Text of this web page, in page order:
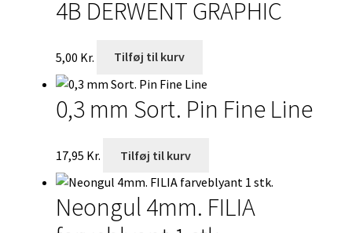
4B DERWENT GRAPHIC
5,00 Kr. Tilføj til kurv
0,3 mm Sort. Pin Fine Line
17,95 Kr. Tilføj til kurv
Neongul 4mm. FILIA